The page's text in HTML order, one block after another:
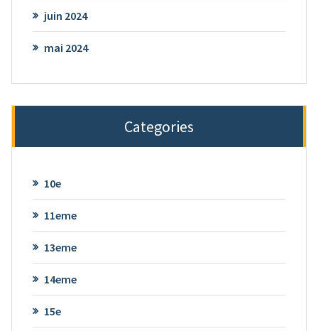
juin 2024
mai 2024
Categories
10e
11eme
13eme
14eme
15e